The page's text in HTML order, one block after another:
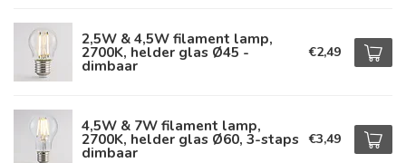
2,5W & 4,5W filament lamp,
2700K, helder glas Ø45 -
dimbaar
€2,49
4,5W & 7W filament lamp,
2700K, helder glas Ø60, 3-staps
dimbaar
€3,49